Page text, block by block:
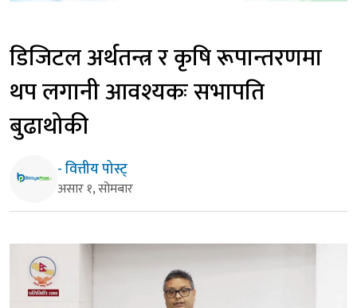
डिजिटल अर्थतन्त्र र कृषि रूपान्तरणमा
थप लगानी आवश्यकः सभापति
बुढाथोकी
- वित्तीय पोस्ट्
असार १, सोमबार